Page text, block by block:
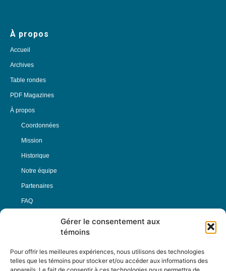
Gérer le consentement aux
témoins
Pour offrir les meilleures expériences, nous utilisons des technologies
telles que les témoins pour stocker et/ou accéder aux informations des
À propos
Accueil
Archives
Table rondes
PDF Magazines
À propos
Coordonnées
Mission
Historique
Notre équipe
Partenaires
FAQ